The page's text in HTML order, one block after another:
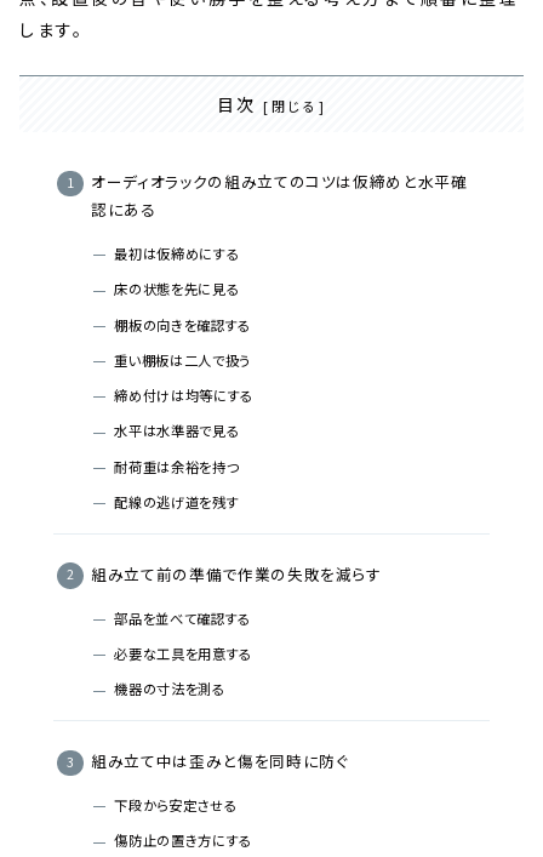
します。
目次
オーディオラックの組み立てのコツは仮締めと水平確
認にある
最初は仮締めにする
床の状態を先に見る
棚板の向きを確認する
重い棚板は二人で扱う
締め付けは均等にする
水平は水準器で見る
耐荷重は余裕を持つ
配線の逃げ道を残す
組み立て前の準備で作業の失敗を減らす
部品を並べて確認する
必要な工具を用意する
機器の寸法を測る
組み立て中は歪みと傷を同時に防ぐ
下段から安定させる
傷防止の置き方にする